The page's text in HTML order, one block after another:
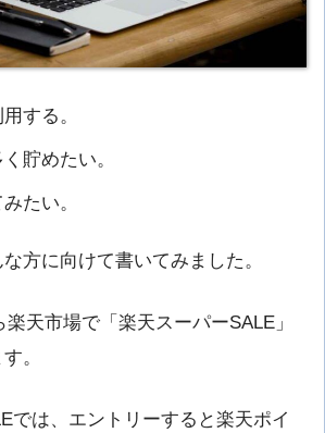
する。
貯めたい。
たい。
方に向けて書いてみました。
天市場で「楽天スーパーSALE」
。
では、エントリーすると楽天ポイ